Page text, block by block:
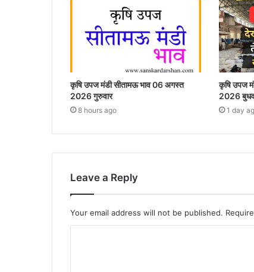
कृषि उपज मंडी सीतामऊ भाव 06 अगस्त
2026 गुरुवार
8 hours ago
कृषि उपज
2026
1 day
Leave a Reply
Your email address will not be published.